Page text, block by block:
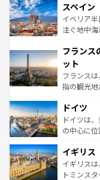
ろん、ト
景など、
ピザやパ
ませてく
なお、新着
しい。
スペイン
イベリア
注ぐ地中
文化が根
れる闘牛
る。首都
アートに
せる。地
ンテンツ一
フランス
ット
フランス
指の観光
で、幅広
聖堂、美
から魅了
いる。シ
香り高い
らに、パ
ドイツ
ドイツは
の中心に
顔を持つ
ルリンの
してライ
イギリス
イギリス
トミンス